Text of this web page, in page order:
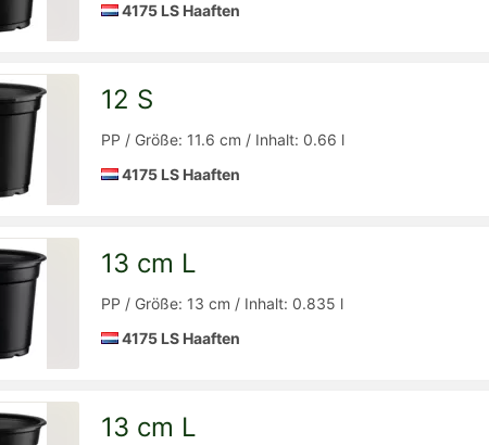
Detailseite
4175 LS Haaften
Detailseite
12 S
PP / Größe: 11.6 cm / Inhalt: 0.66 l
4175 LS Haaften
Detailseite
13 cm L
PP / Größe: 13 cm / Inhalt: 0.835 l
4175 LS Haaften
13 cm L